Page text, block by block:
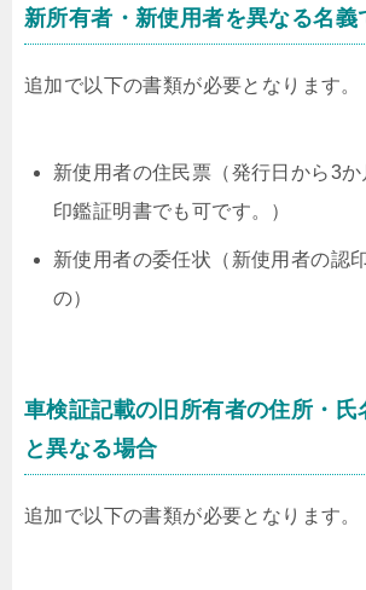
新所有者・新使用者を異なる名義
追加で以下の書類が必要となります。
新使用者の住民票（発行日から3か
印鑑証明書でも可です。）
新使用者の委任状（新使用者の認
の）
車検証記載の旧所有者の住所・氏
と異なる場合
追加で以下の書類が必要となります。